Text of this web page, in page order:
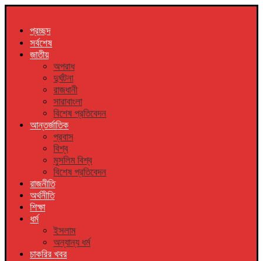
প্রচ্ছদ
সর্বশেষ
জাতীয়
অপরাধ
দুর্ঘটনা
রাজধানী
সারাবাংলা
বিশেষ প্রতিবেদন
আন্তর্জাতিক
প্রবাস
বিশ্ব
মুসলিম বিশ্ব
বিশেষ প্রতিবেদন
রাজনীতি
অর্থনীতি
শিক্ষা
ধর্ম
ইসলাম
অন্যান্য ধর্ম
চাকরির খবর